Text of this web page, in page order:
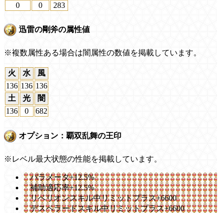
0
0 283
迅雷の剛斧の属性値
※複数属性ある場合は闇属性の数値を掲載しています。
火 水
風
136 136 136
土
光
闇
136
0 682
オプション：覇双乱舞の王印
※レベル最大状態の性能を掲載しています。
パラメータ+12.5%
補助適応率+12.5%
リベリオンスキル中リミットプラス+6600
デスペラードスキル中リミットプラス+6600